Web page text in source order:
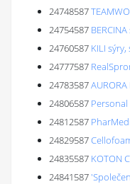
24748587
24754587
24760587 KILI sýry,
24777587
24783587AURORA
24806587
24812587
24829587
24835587 KOTON
24841587